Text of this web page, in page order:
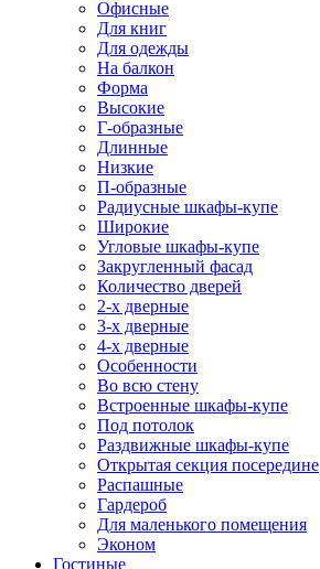
Офисные
Для книг
Для одежды
На балкон
Форма
Высокие
Г-образные
Длинные
Низкие
П-образные
Радиусные шкафы-купе
Широкие
Угловые шкафы-купе
Закругленный фасад
Количество дверей
2-х дверные
3-х дверные
4-х дверные
Особенности
Во всю стену
Встроенные шкафы-купе
Под потолок
Раздвижные шкафы-купе
Открытая секция посередине
Распашные
Гардероб
Для маленького помещения
Эконом
Гостиные